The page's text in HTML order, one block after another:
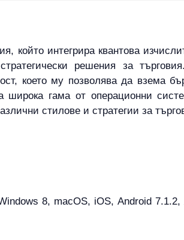
който интегрира квантова
решения за
което му позволява да взема
гама от операционни
стилове и стратегии за
8, macOS, iOS, Android